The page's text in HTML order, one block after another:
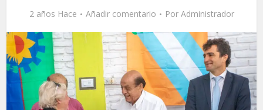
2 años Hace Añadir comentario Por Administrador